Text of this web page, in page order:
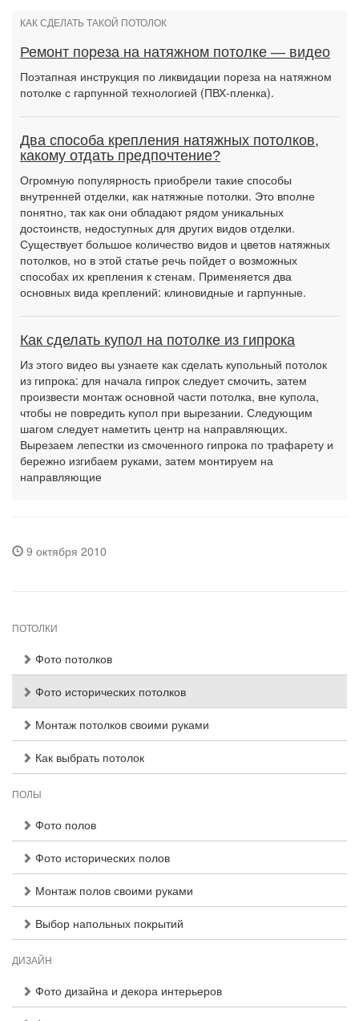
КАК СДЕЛАТЬ ТАКОЙ ПОТОЛОК
Ремонт пореза на натяжном потолке — видео
Поэтапная инструкция по ликвидации пореза на натяжном
потолке с гарпунной технологией (ПВХ-пленка).
Два способа крепления натяжных потолков,
какому отдать предпочтение?
Огромную популярность приобрели такие способы
внутренней отделки, как натяжные потолки. Это вполне
понятно, так как они обладают рядом уникальных
достоинств, недоступных для других видов отделки.
Существует большое количество видов и цветов натяжных
потолков, но в этой статье речь пойдет о возможных
способах их крепления к стенам. Применяется два
основных вида креплений: клиновидные и гарпунные.
Как сделать купол на потолке из гипрока
Из этого видео вы узнаете как сделать купольный потолок
из гипрока: для начала гипрок следует смочить, затем
произвести монтаж основной части потолка, вне купола,
чтобы не повредить купол при вырезании. Следующим
шагом следует наметить центр на направляющих.
Вырезаем лепестки из смоченного гипрока по трафарету и
бережно изгибаем руками, затем монтируем на
направляющие
9 октября 2010
ПОТОЛКИ
Фото потолков
Фото исторических потолков
Монтаж потолков своими руками
Как выбрать потолок
ПОЛЫ
Фото полов
Фото исторических полов
Монтаж полов своими руками
Выбор напольных покрытий
ДИЗАЙН
Фото дизайна и декора интерьеров